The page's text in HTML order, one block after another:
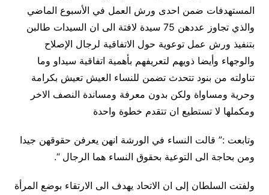
المستهدفات ضمن احدى ورش العمل في الأسبوع الماضي
والذي تجاوز عددهن 75 سيدة لافتة الى ان السيدات طالبن
بتنفيذ ورش عمل توعوية حول الاتفاقية لرجال الإصلاح
والوجهاء وأيضا ذويهم لتعريفهم بأهمية اتفاقية سيداو وما
تناولته من بنود تتحدث تضمن للنساء العيش تعيش بكرامة
وحرية ومساواة ولكن بدون معرفة ومساندة النصف الاخر
ومكملها لا تستطيع ان تتقدم خطوة واحدة
وتابعت :” قالت النساء في الورشة انهن يعرفن حقوقهن جيدا
ومن بحاجة الى التوعية بحقوق النساء هما الرجال “.
ولفتت السلطان إلى ان الاتحاد يهدف الى الارتقاء بوضع المرأة